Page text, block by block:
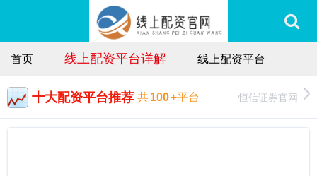
首页 线上配资平台详解 线上配资平台
十大配资平台推荐 共100+平台 恒信证券官网